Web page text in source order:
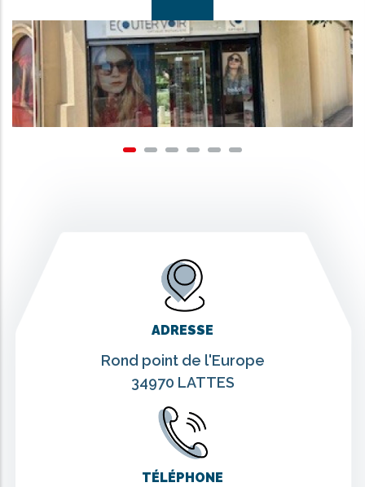
ADRESSE
Rond point de l'Europe
34970 LATTES
TÉLÉPHONE